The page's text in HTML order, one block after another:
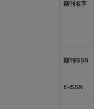
期刊名字
期刊ISSN
E-ISSN